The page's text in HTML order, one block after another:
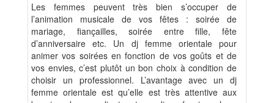
Les femmes peuvent très bien s’occuper de
l’animation musicale de vos fêtes : soirée de
mariage, fiançailles, soirée entre fille, fête
d’anniversaire etc. Un dj femme orientale pour
animer vos soirées en fonction de vos goûts et de
vos envies, c’est plutôt un bon choix à condition de
choisir un professionnel. L’avantage avec un dj
femme orientale est qu’elle est très attentive aux